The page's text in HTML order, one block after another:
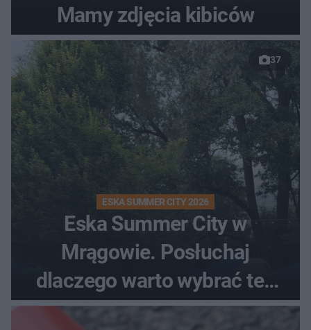
Mamy zdjęcia kibiców
37
ESKA SUMMER CITY 2026
Eska Summer City w
Mrągowie. Posłuchaj
dlaczego warto wybrać ten
kierunek na urlop!